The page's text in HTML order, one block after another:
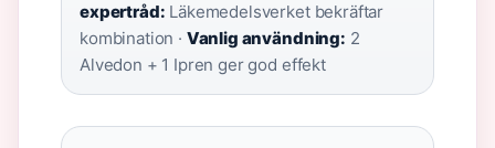
expertråd: Läkemedelsverket bekräftar
kombination · Vanlig användning: 2
Alvedon + 1 Ipren ger god effekt